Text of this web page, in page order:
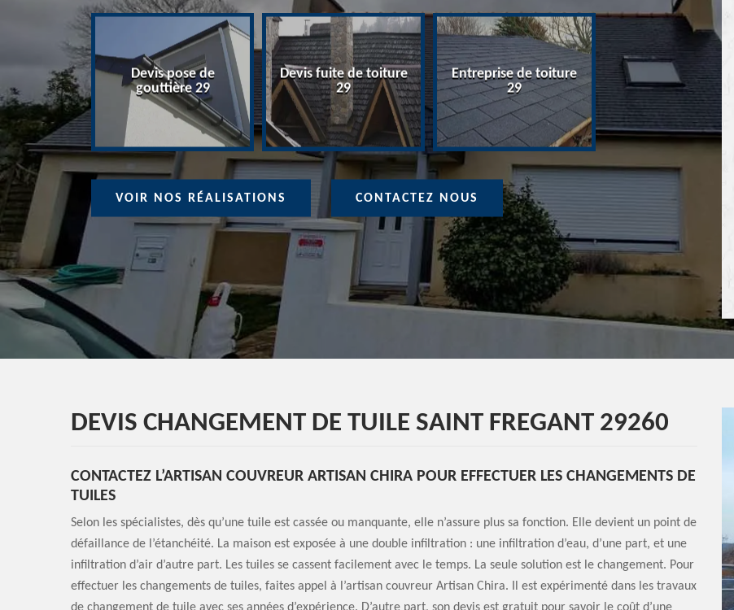
Devis pose de
gouttière 29
Devis fuite de toiture
29
Entreprise de toiture
29
Devis Couvreur 29
VOIR NOS RÉALISATIONS CONTACTEZ NOUS
DEVIS CHANGEMENT DE TUILE SAINT FREGANT 29260
CONTACTEZ L’ARTISAN COUVREUR ARTISAN CHIRA POUR EFFECTUER LES CHANGEMENTS DE
TUILES
Selon les spécialistes, dès qu’une tuile est cassée ou manquante, elle n’assure plus sa fonction. Elle devient un point de
défaillance de l’étanchéité. La maison est exposée à une double infiltration : une infiltration d’eau, d’une part, et une
infiltration d’air d’autre part. Les tuiles se cassent facilement avec le temps. La seule solution est le changement. Pour
effectuer les changements de tuiles, faites appel à l’artisan couvreur Artisan Chira. Il est expérimenté dans les travaux